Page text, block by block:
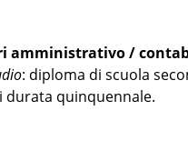
amministrativo /
: diploma di scuola
durata quinquennale.